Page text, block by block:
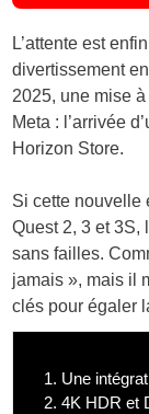
L’attente est
divertissement
2025, une mise
Meta : l’arrivée
Horizon Store.
Si cette nouvelle
Quest 2, 3 et 3S,
sans failles.
jamais », mais il
clés pour égaler
1. Une
2. 4K HDR et